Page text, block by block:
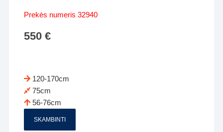
Prekės numeris 32940
550€
120-170cm
75cm
56-76cm
SKAMBINTI